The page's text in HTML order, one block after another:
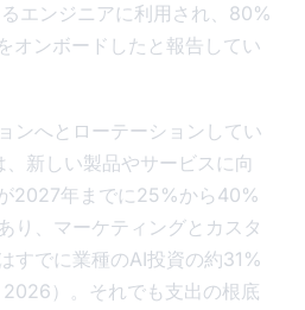
エンジニアに利用され、80%
オンボードしたと報告してい
ンへとローテーションしてい
新しい製品やサービスに向
2027年までに25%から40%
り、マーケティングとカスタ
すでに業種のAI投資の約31%
）。それでも支出の根底